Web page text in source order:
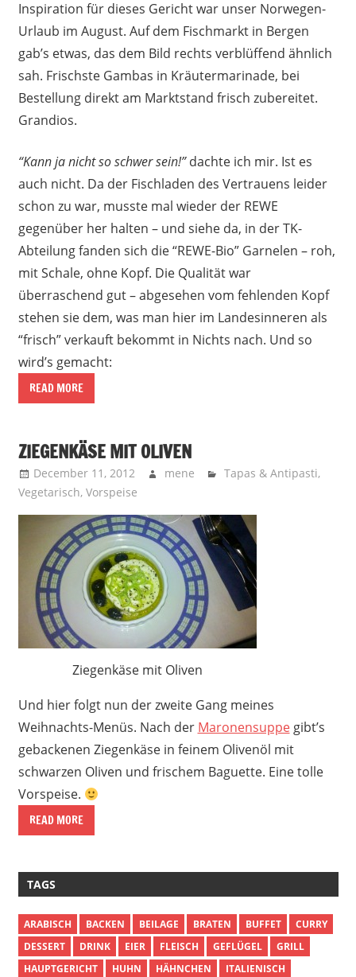
Inspiration für dieses Gericht war unser Norwegen-
Urlaub im August. Auf dem Fischmarkt in Bergen
gab’s etwas, das dem Bild rechts verblüffend ähnlich
sah. Frischste Gambas in Kräutermarinade, bei
Bestellung direkt am Marktstand frisch zubereitet.
Grandios.
“Kann ja nicht so schwer sein!”dachte ich mir. Ist es
auch nicht. Da der Fischladen des Vertrauens leider
schon zu war, musste mal wieder der REWE
gegenüber her halten – und siehe da, in der TK-
Abteilung fanden sich die “REWE-Bio” Garnelen – roh,
mit Schale, ohne Kopf. Die Qualität war
überraschend gut – abgesehen vom fehlenden Kopf
stehen sie dem, was man hier im Landesinneren als
“frisch” verkauft bekommt in Nichts nach. Und so
wird’s gemacht:
READ MORE
ZIEGENKÄSE MIT OLIVEN
December 11, 2012 mene Tapas & Antipasti,
Vegetarisch, Vorspeise
Ziegenkäse mit Oliven
Und hier folgt nun der zweite Gang meines
Weihnachts-Menüs. Nach der Maronensuppegibt’s
gebackenen Ziegenkäse in feinem Olivenöl mit
schwarzen Oliven und frischem Baguette. Eine tolle
Vorspeise.
READ MORE
TAGS
ARABISCH BACKEN BEILAGE BRATEN BUFFET
CURRY
DESSERT
DRINK EIER FLEISCH GEFLÜGEL
GRILL
HAUPTGERICHT
HUHN HÄHNCHEN
ITALIENISCH